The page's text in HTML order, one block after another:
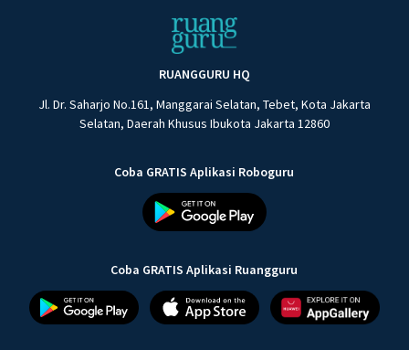
RUANGGURU HQ
Jl. Dr. Saharjo No.161, Manggarai Selatan, Tebet, Kota Jakarta
Selatan, Daerah Khusus Ibukota Jakarta 12860
Coba GRATIS Aplikasi Roboguru
Coba GRATIS Aplikasi Ruangguru